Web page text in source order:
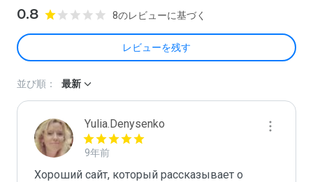
0.8 8のレビューに基づく
レビューを残す
並び順： 最新
Yulia.Denysenko
9年前
Хороший сайт, который рассказывает о